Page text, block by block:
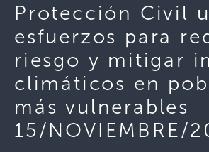
Protección Civil
esfuerzos para
riesgo y mitigar
climáticos en
más vulnerables
15/NOVIEMBRE/